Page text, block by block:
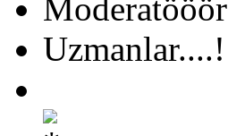
Moderatööör
Uzmanlar....!